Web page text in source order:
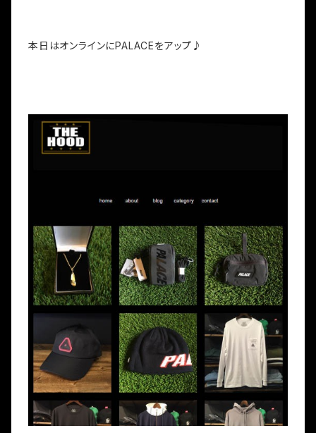
本日はオンラインにPALACEをアップ♪